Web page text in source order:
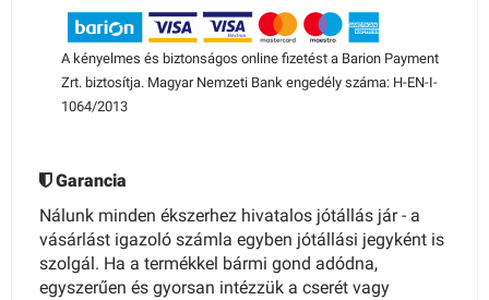
A kényelmes és biztonságos online fizetést a Barion Payment
Zrt. biztosítja. Magyar Nemzeti Bank engedély száma: H-EN-I-
1064/2013
Garancia
Nálunk minden ékszerhez hivatalos jótállás jár - a
vásárlást igazoló számla egyben jótállási jegyként is
szolgál. Ha a termékkel bármi gond adódna,
egyszerűen és gyorsan intézzük a cserét vagy